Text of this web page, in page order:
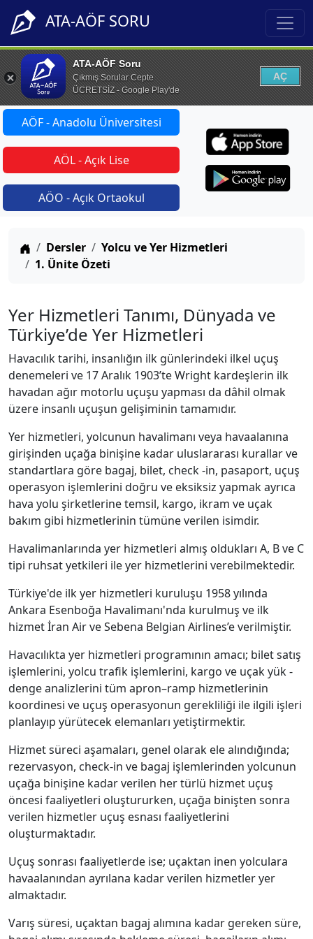
ATA-AÖF SORU
ATA-AÖF Soru
Çıkmış Sorular Cepte
ÜCRETSİZ - Google Play'de
AÇ
AÖF - Anadolu Üniversitesi
AÖL - Açık Lise
AÖO - Açık Ortaokul
Anasayfa
Dersler
Yolcu ve Yer Hizmetleri
1. Ünite Özeti
Yer Hizmetleri Tanımı, Dünyada ve
Türkiye’de Yer Hizmetleri
Havacılık tarihi, insanlığın ilk günlerindeki ilkel uçuş
denemeleri ve 17 Aralık 1903’te Wright kardeşlerin ilk
havadan ağır motorlu uçuşu yapması da dâhil olmak
üzere insanlı uçuşun gelişiminin tamamıdır.
Yer hizmetleri, yolcunun havalimanı veya havaalanına
girişinden uçağa binişine kadar uluslararası kurallar ve
standartlara göre bagaj, bilet, check -in, pasaport, uçuş
operasyon işlemlerini doğru ve eksiksiz yapmak ayrıca
hava yolu şirketlerine temsil, kargo, ikram ve uçak
bakım gibi hizmetlerinin tümüne verilen isimdir.
Havalimanlarında yer hizmetleri almış oldukları A, B ve C
tipi ruhsat yetkileri ile yer hizmetlerini verebilmektedir.
Türkiye'de ilk yer hizmetleri kuruluşu 1958 yılında
Ankara Esenboğa Havalimanı'nda kurulmuş ve ilk
hizmet İran Air ve Sebena Belgian Airlines’e verilmiştir.
Havacılıkta yer hizmetleri programının amacı; bilet satış
işlemlerini, yolcu trafik işlemlerini, kargo ve uçak yük -
denge analizlerini tüm apron–ramp hizmetlerinin
koordinesi ve uçuş operasyonun gerekliliği ile ilgili işleri
planlayıp yürütecek elemanları yetiştirmektir.
Hizmet süreci aşamaları, genel olarak ele alındığında;
rezervasyon, check-in ve bagaj işlemlerinden yolcunun
uçağa binişine kadar verilen her türlü hizmet uçuş
öncesi faaliyetleri oluştururken, uçağa binişten sonra
verilen hizmetler uçuş esnası faaliyetlerini
oluşturmaktadır.
Uçuş sonrası faaliyetlerde ise; uçaktan inen yolculara
havaalanından ayrılana kadar verilen hizmetler yer
almaktadır.
Varış süresi, uçaktan bagaj alımına kadar gereken süre,